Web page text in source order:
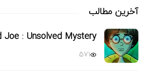
آخرین مطالب
Joe : Unsolved Mystery
571